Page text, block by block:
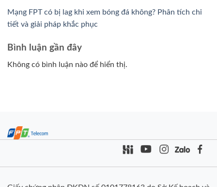
Mạng FPT có bị lag khi xem bóng đá không? Phân tích chi
tiết và giải pháp khắc phục
Bình luận gần đây
Không có bình luận nào để hiển thị.